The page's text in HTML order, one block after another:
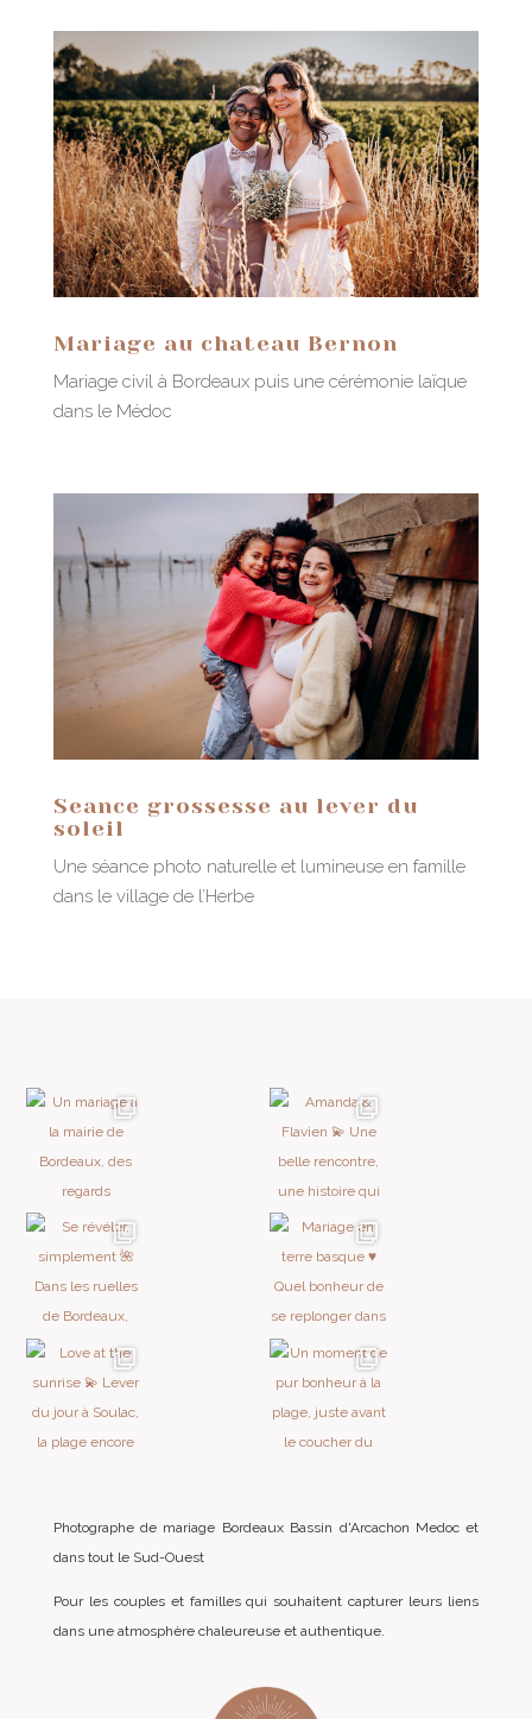
Mariage au chateau Bernon
Mariage civil à Bordeaux puis une cérémonie laïque
dans le Médoc
Seance grossesse au lever du
soleil
Une séance photo naturelle et lumineuse en famille
dans le village de l’Herbe
Photographe de mariage Bordeaux Bassin d'Arcachon Medoc et
dans tout le Sud-Ouest
Pour les couples et familles qui souhaitent capturer leurs liens
dans une atmosphère chaleureuse et authentique.